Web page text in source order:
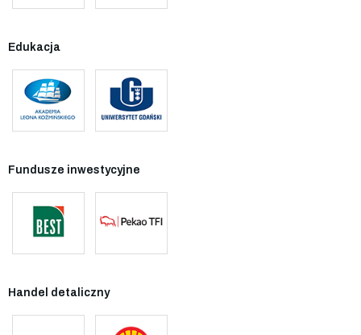
Edukacja
Fundusze inwestycyjne
Handel detaliczny